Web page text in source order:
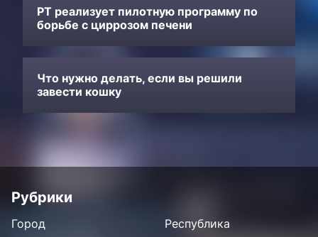
РТ реализует пилотную программу по
борьбе с циррозом печени
Что нужно делать, если вы решили
завести кошку
Рубрики
Город
Республика